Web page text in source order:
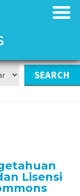
Team
Team
Lisensi